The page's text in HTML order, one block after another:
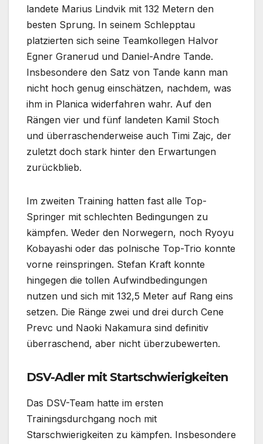
landete Marius Lindvik mit 132 Metern den
besten Sprung. In seinem Schlepptau
platzierten sich seine Teamkollegen Halvor
Egner Granerud und Daniel-Andre Tande.
Insbesondere den Satz von Tande kann man
nicht hoch genug einschätzen, nachdem, was
ihm in Planica widerfahren wahr. Auf den
Rängen vier und fünf landeten Kamil Stoch
und überraschenderweise auch Timi Zajc, der
zuletzt doch stark hinter den Erwartungen
zurückblieb.
Im zweiten Training hatten fast alle Top-
Springer mit schlechten Bedingungen zu
kämpfen. Weder den Norwegern, noch Ryoyu
Kobayashi oder das polnische Top-Trio konnte
vorne reinspringen. Stefan Kraft konnte
hingegen die tollen Aufwindbedingungen
nutzen und sich mit 132,5 Meter auf Rang eins
setzen. Die Ränge zwei und drei durch Cene
Prevc und Naoki Nakamura sind definitiv
überraschend, aber nicht überzubewerten.
DSV-Adler mit Startschwierigkeiten
Das DSV-Team hatte im ersten
Trainingsdurchgang noch mit
Starschwierigkeiten zu kämpfen. Insbesondere